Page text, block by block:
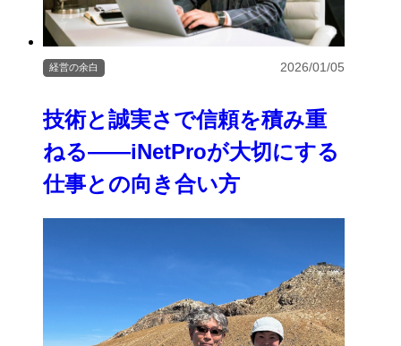
技術と誠実さで信頼を積み重
ねる――iNetProが大切にする
仕事との向き合い方
経営の余白 2026/01/05